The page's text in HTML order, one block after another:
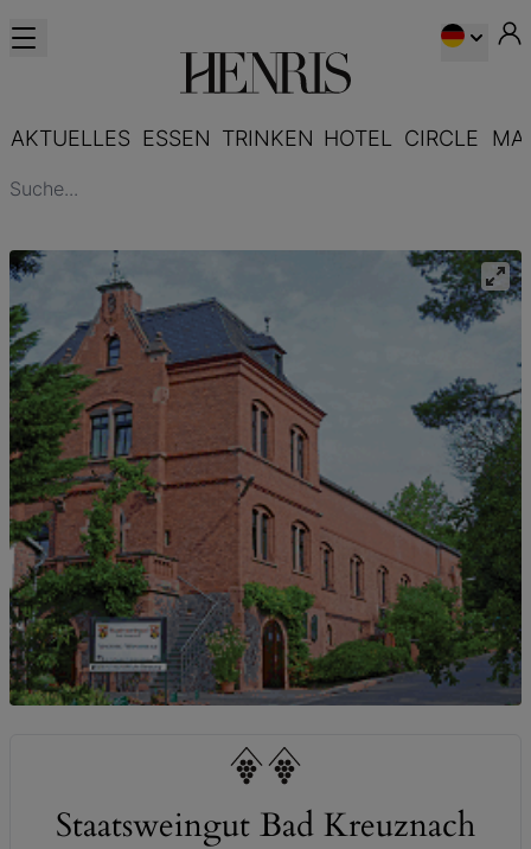
AKTUELLES ESSEN TRINKEN HOTEL CIRCLE
Staatsweingut Bad Kreuznach